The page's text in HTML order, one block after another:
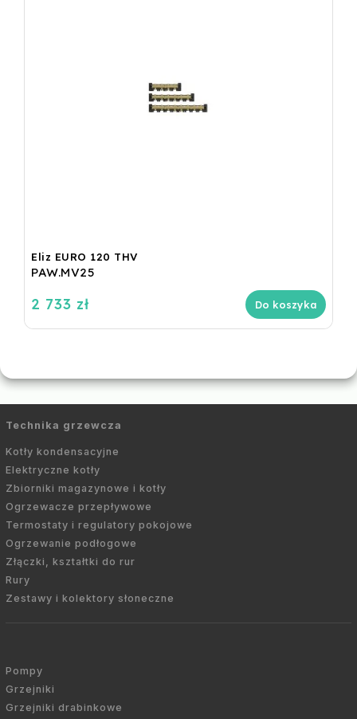
Eliz EURO 120 THV
PAW.MV25
2 733 zł Do koszyka
Technika grzewcza
Kotły kondensacyjne
Elektryczne kotły
Zbiorniki magazynowe i kotły
Ogrzewacze przepływowe
Termostaty i regulatory pokojowe
Ogrzewanie podłogowe
Złączki, kształtki do rur
Rury
Zestawy i kolektory słoneczne
Pompy
Grzejniki
Grzejniki drabinkowe